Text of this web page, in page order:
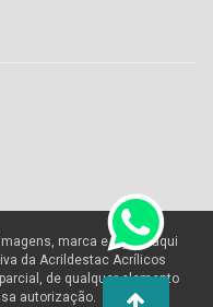
marca e layout aqui
da Acrildestac Acrílicos
de qualquer elemento
autorização.